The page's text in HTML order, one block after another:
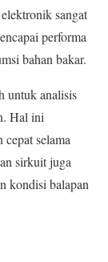
sangat
performa
bahan bakar.
untuk analisis
Hal ini
selama
sirkuit juga
kondisi balapan